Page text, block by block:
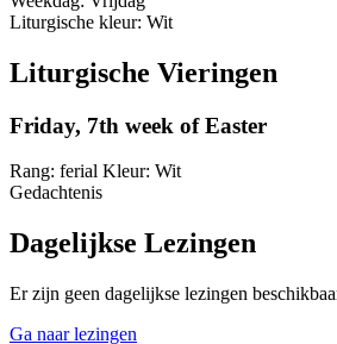
Liturgische kleur: Wit
Liturgische Vieringen
Friday, 7th week of Easter
Rang: ferial Kleur: Wit
Gedachtenis
Dagelijkse Lezingen
Er zijn geen dagelijkse lezingen
Ga naar lezingen